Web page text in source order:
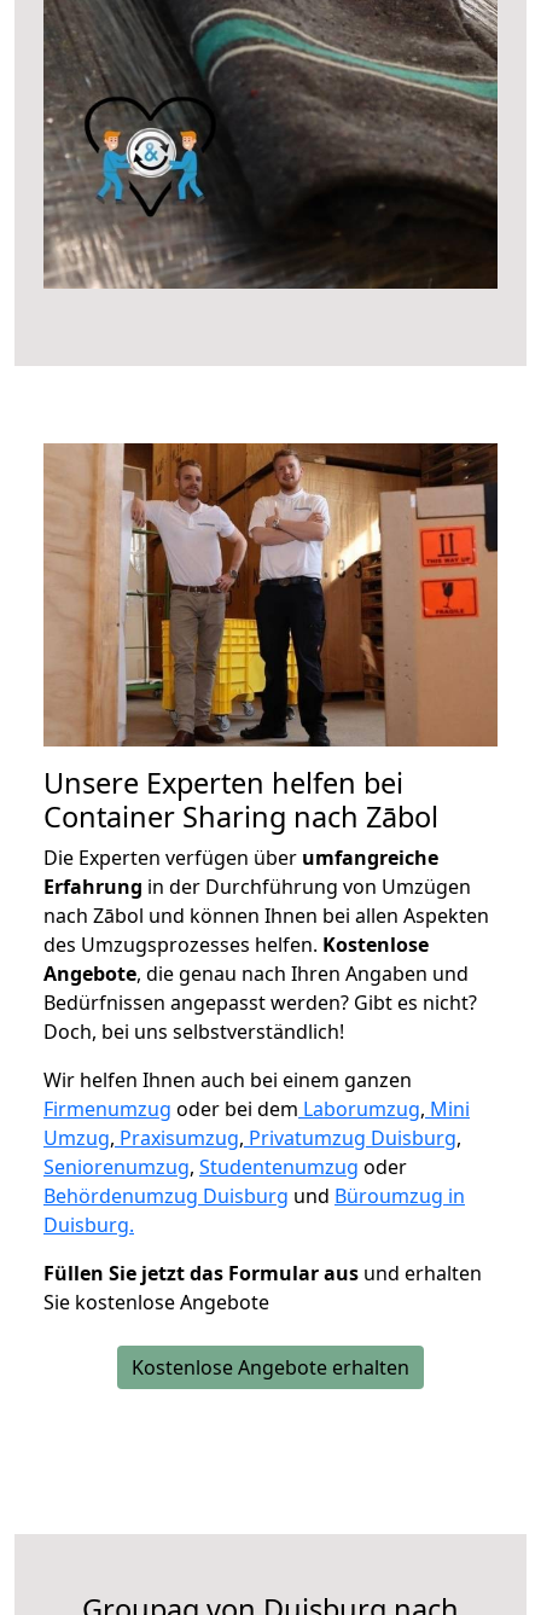
Unsere Experten helfen bei
Container Sharing nach Zābol
Die Experten verfügen über umfangreiche
Erfahrung in der Durchführung von Umzügen
nach Zābol und können Ihnen bei allen Aspekten
des Umzugsprozesses helfen. Kostenlose
Angebote, die genau nach Ihren Angaben und
Bedürfnissen angepasst werden? Gibt es nicht?
Doch, bei uns selbstverständlich!
Wir helfen Ihnen auch bei einem ganzen
Firmenumzug oder bei dem Laborumzug, Mini
Umzug, Praxisumzug, Privatumzug Duisburg,
Seniorenumzug, Studentenumzug oder
Behördenumzug Duisburg und Büroumzug in
Duisburg.
Füllen Sie jetzt das Formular aus und erhalten
Sie kostenlose Angebote
Kostenlose Angebote erhalten